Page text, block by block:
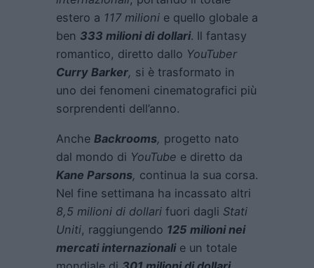
estero a 117 milioni e quello globale a
ben 333 milioni di dollari. Il fantasy
romantico, diretto dallo YouTuber
Curry Barker, si è trasformato in
uno dei fenomeni cinematografici più
sorprendenti dell’anno.
Anche Backrooms, progetto nato
dal mondo di YouTube e diretto da
Kane Parsons, continua la sua corsa.
Nel fine settimana ha incassato altri
8,5 milioni di dollari fuori dagli Stati
Uniti, raggiungendo 125 milioni nei
mercati internazionalie un totale